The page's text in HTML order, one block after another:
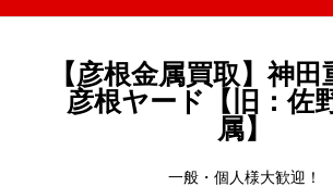
【彦根金属買取】神
彦根ヤード【旧：佐
属】
一般・個人様大歓迎！